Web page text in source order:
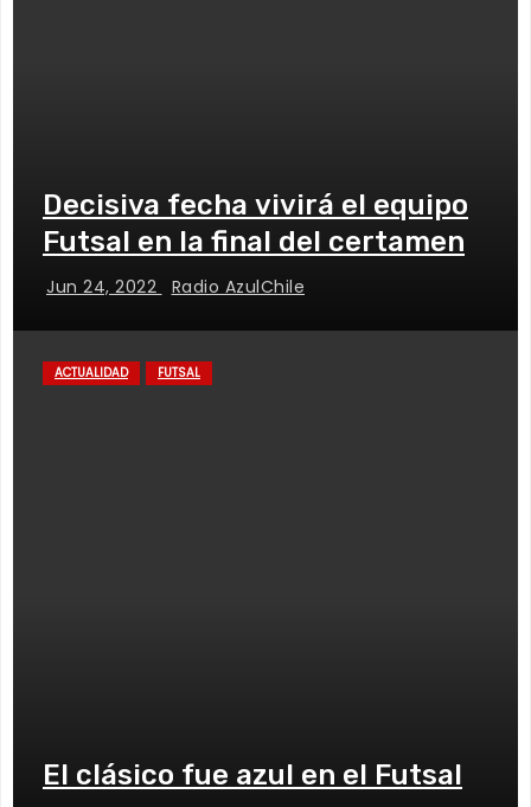
Decisiva fecha vivirá el equipo
Futsal en la final del certamen
Jun 24, 2022 Radio AzulChile
ACTUALIDAD FUTSAL
El clásico fue azul en el Futsal